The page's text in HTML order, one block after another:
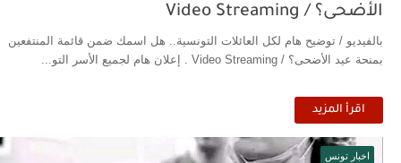
الأضحى؟ / Video Streaming
بالفيديو / توضيح هام لكل العائلات التونسية.. هل اسمك ضمن قائمة المنتفعين
بمنحة عيد الأضحى؟ / Video Streaming . إعلان هام لجميع الأسر التو...
اقرأ المزيد
اخبار تونس